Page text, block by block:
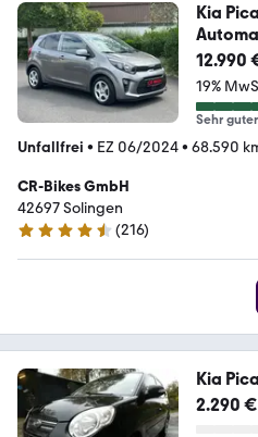
Kia
12.990
19%
Sehr
Unfallfrei • EZ 06/2024• 68.590
CR-Bikes GmbH
42697 Solingen
4.4 Sterne
(216)
Kia
2.290 €